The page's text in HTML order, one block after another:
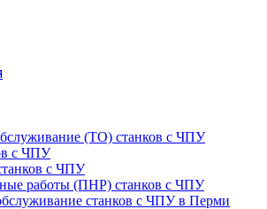
(ТО) станков с ЧПУ
с ЧПУ
с ЧПУ
работы (ПНР) станков с ЧПУ
станков с ЧПУ в Перми